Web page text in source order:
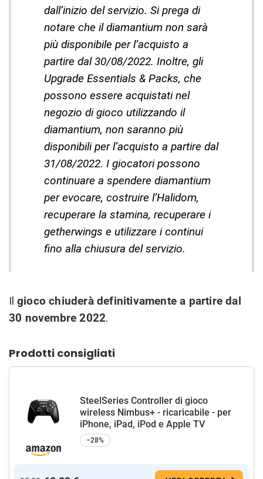
dall’inizio del servizio. Si prega di
notare che il diamantium non sarà
più disponibile per l’acquisto a
partire dal 30/08/2022. Inoltre, gli
Upgrade Essentials & Packs, che
possono essere acquistati nel
negozio di gioco utilizzando il
diamantium, non saranno più
disponibili per l’acquisto a partire dal
31/08/2022. I giocatori possono
continuare a spendere diamantium
per evocare, costruire l’Halidom,
recuperare la stamina, recuperare i
getherwings e utilizzare i continui
fino alla chiusura del servizio.
Il gioco chiuderà definitivamente a partire dal
30 novembre 2022.
Prodotti consigliati
SteelSeries Controller di gioco
wireless Nimbus+ - ricaricabile - per
iPhone, iPad, iPod e Apple TV
−28%